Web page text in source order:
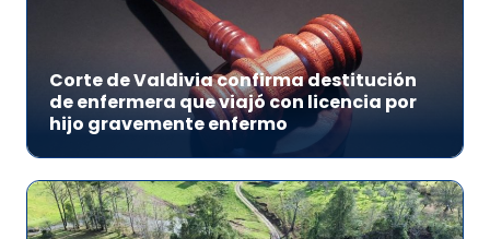
Corte de Valdivia confirma destitución
de enfermera que viajó con licencia por
hijo gravemente enfermo